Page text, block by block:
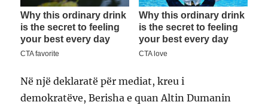
Në një deklaratë për mediat, kreu i
demokratëve, Berisha e quan Altin Dumanin